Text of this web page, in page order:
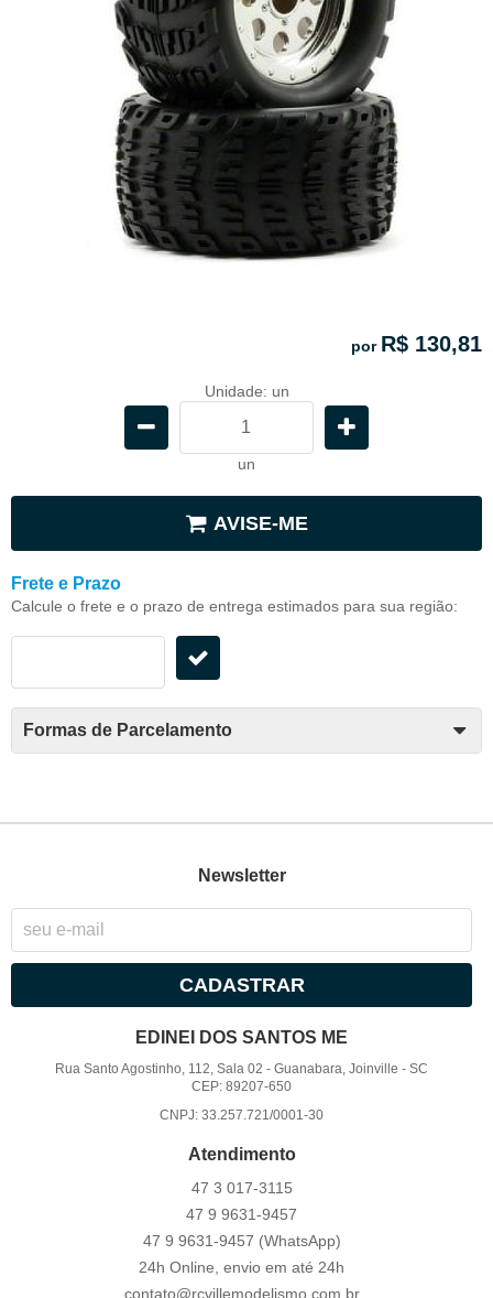
por R$ 130,81
Unidade: un
un
AVISE-ME
Frete e Prazo
Calcule o frete e o prazo de entrega estimados para sua região:
Formas de Parcelamento
Newsletter
CADASTRAR
EDINEI DOS SANTOS ME
Rua Santo Agostinho, 112, Sala 02 -Guanabara, Joinville -SC
CEP: 89207-650
CNPJ: 33.257.721/0001-30
Atendimento
47 3 017-3115
47 9 9631-9457
47 9 9631-9457 (WhatsApp)
24h Online, envio em até 24h
contato@rcvillemodelismo.com.br